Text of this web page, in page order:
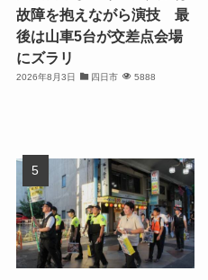
故障を抱えながら演技 最
後は山車5台が交差点会場
にズラリ
2026年8月3日 四日市 5888